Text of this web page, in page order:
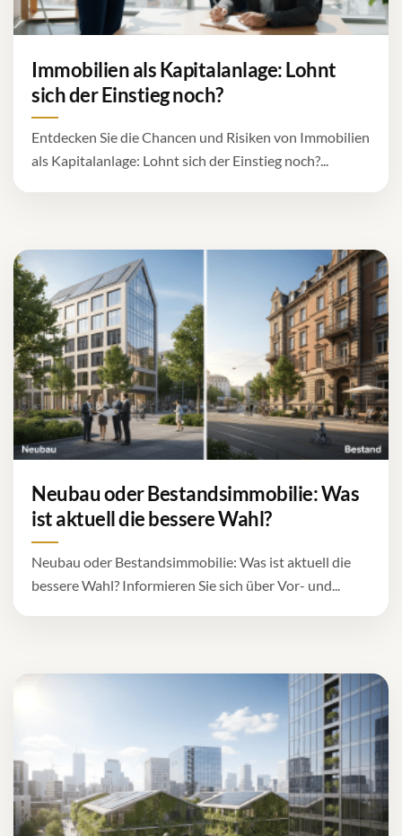
Immobilien als Kapitalanlage: Lohnt
sich der Einstieg noch?
Entdecken Sie die Chancen und Risiken von Immobilien
als Kapitalanlage: Lohnt sich der Einstieg noch?...
Neubau oder Bestandsimmobilie: Was
ist aktuell die bessere Wahl?
Neubau oder Bestandsimmobilie: Was ist aktuell die
bessere Wahl? Informieren Sie sich über Vor- und...